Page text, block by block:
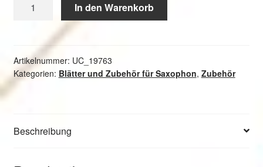
Mundstück
Bogen
Wischer
für
Klarinette
In den Warenkorb
Artikelnummer: UC_19763
Kategorien: Blätter und Zubehör für Saxophon, Zubehör
Beschreibung